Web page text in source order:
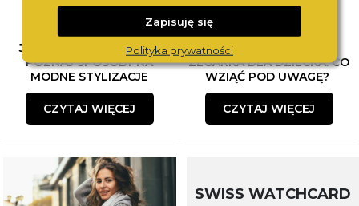
JAK ŁĄCZYĆ BIŻUTERIĘ?
POZNAJ SPOSOBY NA
MODNE STYLIZACJE
CZYTAJ WIĘCEJ
WYBÓR PIERWSZEGO
ZEGARKA DLA DZIECKA. CO
WZIĄĆ POD UWAGĘ?
CZYTAJ WIĘCEJ
SWISS WATCHCARD
Zapisuję się
Polityka prywatności